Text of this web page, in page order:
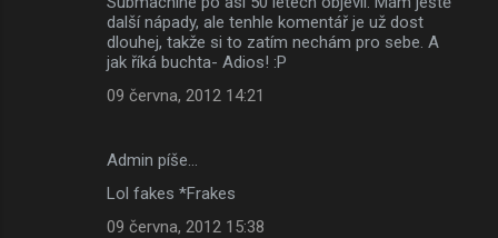
další nápady, ale tenhle komentář je už dost
dlouhej, takže si to zatím nechám pro sebe. A
jak říká buchta- Adios! :P
09 června, 2012 14:21
Admin píše…
Lol fakes *Frakes
09 června, 2012 15:38